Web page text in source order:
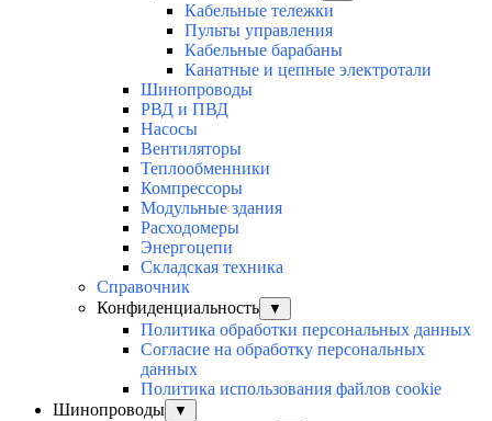
Кабельные тележки
Пульты управления
Кабельные барабаны
Канатные и цепные электротали
Шинопроводы
РВД и ПВД
Насосы
Вентиляторы
Теплообменники
Компрессоры
Модульные здания
Расходомеры
Энергоцепи
Складская техника
Справочник
Конфиденциальность
▼
Политика обработки персональных данных
Согласие на обработку персональных
данных
Политика использования файлов cookie
Шинопроводы
▼